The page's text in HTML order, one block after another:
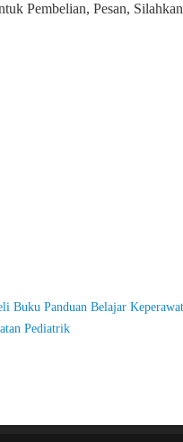
Pembelian, Pesan,
Buku Panduan Belajar
Pediatrik